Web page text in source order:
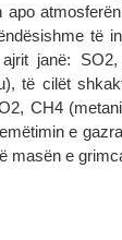
apo
të
janë:
të cilët
CH4
e
masën e